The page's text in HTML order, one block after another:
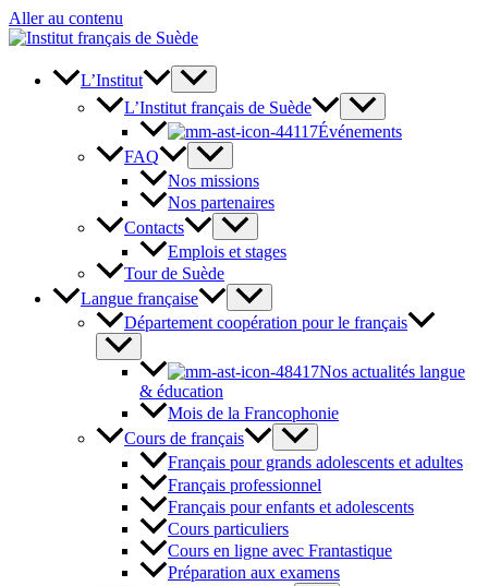
Aller au contenu
L’Institut
L’Institut français de Suède
Événements
FAQ
Nos missions
Nos partenaires
Contacts
Emplois et stages
Tour de Suède
Langue française
Département coopération pour le français
Nos actualités langue
& éducation
Mois de la Francophonie
Cours de français
Français pour grands adolescents et adultes
Français professionnel
Français pour enfants et adolescents
Cours particuliers
Cours en ligne avec Frantastique
Préparation aux examens